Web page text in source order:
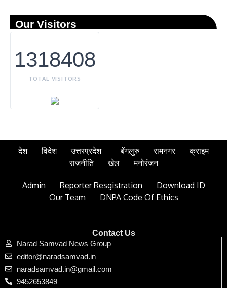
Our Visitors
1318408
TOTAL VISITORS
देश विदेश उत्तरप्रदेश बेंगलुरु रामनगर
क्राइम
राजनीति
खेल मनोरंजन
Admin Reporter Resgistration
Download ID
Our Team
DNPA Code Of Ethics
Contact Us
Narad Samvad News Group
editor@naradsamvad.in
naradsamvad.in@gmail.com
9452653849